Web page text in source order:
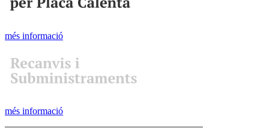
més informació
més informació